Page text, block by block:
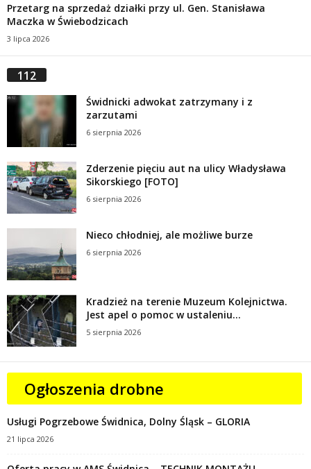
Przetarg na sprzedaż działki przy ul. Gen. Stanisława
Maczka w Świebodzicach
3 lipca 2026
112
Świdnicki adwokat zatrzymany i z
zarzutami
6 sierpnia 2026
Zderzenie pięciu aut na ulicy Władysława
Sikorskiego [FOTO]
6 sierpnia 2026
Nieco chłodniej, ale możliwe burze
6 sierpnia 2026
Kradzież na terenie Muzeum Kolejnictwa.
Jest apel o pomoc w ustaleniu...
5 sierpnia 2026
Ogłoszenia drobne
Usługi Pogrzebowe Świdnica, Dolny Śląsk – GLORIA
21 lipca 2026